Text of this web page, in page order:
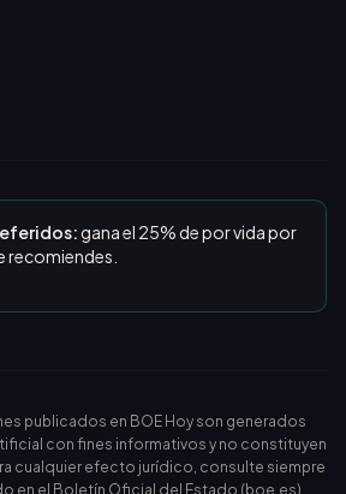
gana el 25% de por vida por
recomiendes.
publicados en BOE Hoy son generados
con fines informativos y no constituyen
cualquier efecto jurídico, consulte siempre
en el Boletín Oficial del Estado (boe.es)